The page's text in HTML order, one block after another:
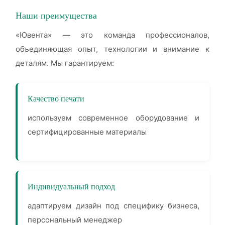
Наши преимущества
«Ювента» — это команда профессионалов,
объединяющая опыт, технологии и внимание к
деталям. Мы гарантируем:
Качество печати
используем современное оборудование и
сертифицированные материалы
Индивидуальный подход
адаптируем дизайн под специфику бизнеса,
персональный менеджер